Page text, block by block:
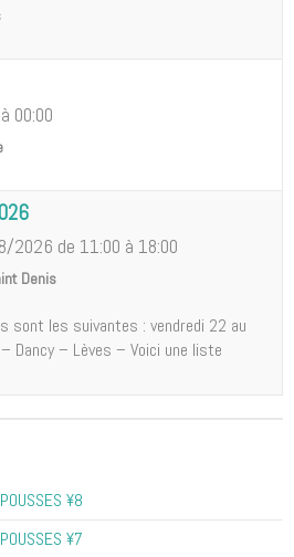
à 00:00
2026 de 11:00 à 18:00
Denis
sont les suivantes : vendredi 22 au
Dancy – Lèves – Voici une liste
¥8
¥7